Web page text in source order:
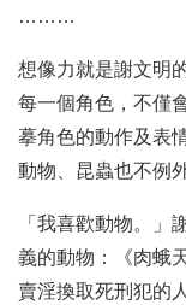
………
想像力就是謝文明
每一個角色，不僅
摹角色的動作及表
動物、昆蟲也不例
「我喜歡動物。」
義的動物：《肉蛾
賣淫換取死刑犯的